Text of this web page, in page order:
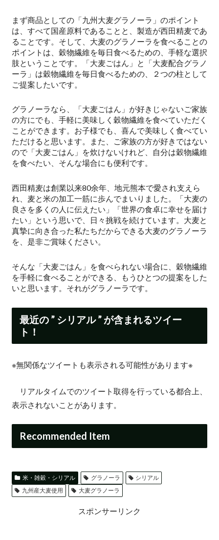
まず商品としての「九州大麦グラノーラ」のポイント
は、すべて国産原料であることと、製造が西田精麦であ
ることです。そして、大麦のグラノーラを食べることの
ポイントは、穀物繊維を毎日食べるための、手軽な選択
肢ということです。「大麦ごはん」と「大麦配合グラノ
ーラ」は穀物繊維を毎日食べるための、２つの柱として
ご提案したいです。
グラノーラなら、「大麦ごはん」が好きじゃないご家族
の方にでも、手軽に美味しく穀物繊維を食べていただく
ことができます。お子様でも、喜んで美味しく食べてい
ただけると思います。また、ご家族の方が好きではない
ので「大麦ごはん」を炊けないけれど、自分は穀物繊維
を食べたい、そんな場合にも便利です。
西田精麦は創業以来80余年、地元熊本で愛され支えら
れ、麦と米の加工一筋に歩んでまいりました。「大麦の
良さを多くの人に伝えたい」「世界の食卓に幸せを届け
たい」という思いで、日々挑戦を続けています。大麦と
真摯に向き合った私たちだからできる大麦のグラノーラ
を、是非ご賞味ください。
そんな「大麦ごはん」を食べられない場合に、穀物繊維
を手軽に食べることができる、もうひとつの提案をした
いと思います。それがグラノーラです。
最近の ” シリアル ” が含まれるツイー
ト！
※無関係なツイートも表示される可能性があります※
リアルタイムでのツイート取得を行っている都合上、
表示されないことがあります。
Recommended Item
米・雑穀・シリアル グラノーラ
シリアル
九州産大麦使用
大麦グラノーラ
スポンサーリンク